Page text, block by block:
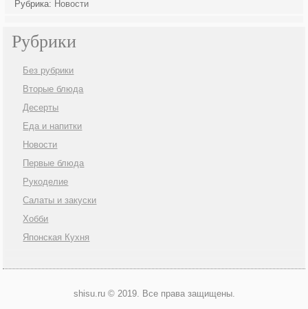
Рубрика: Новости
Рубрики
Без рубрики
Вторые блюда
Десерты
Еда и напитки
Новости
Первые блюда
Рукоделие
Салаты и закуски
Хобби
Японская Кухня
shisu.ru © 2019. Все права защищены.